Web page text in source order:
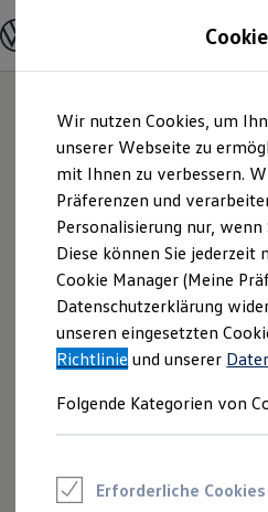
Hauptinhalt
springen
Footer
springen
Modelle und Konfigurator
Modelle vergleichen
Elektroautos
ENERGY Sondermodelle
Nutzfahrzeuge
SUV und CUV
Familienautos
Kombis
Kompaktwagen
Sportwagen
Schnell verfügbare Fahrzeuge
Angebote und Produkte
Aktuelle Angebote
E-Auto-Förderung
Volkswagen Marktplatz
Junge
Saisonangebote
Wir nutzen Cookies, um
unserer Webseite zu
mit Ihnen zu verbessern.
Präferenzen und
Personalisierung nur,
Diese können Sie
Cookie Manager (Meine
Datenschutzerklärung
unseren eingesetzten
Richtlinie und unserer
Folgende Kategorien von
Erforderliche Cookies